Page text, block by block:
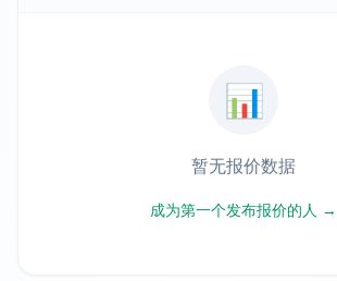
📊
暂无报价数据
成为第一个发布报价的人 →